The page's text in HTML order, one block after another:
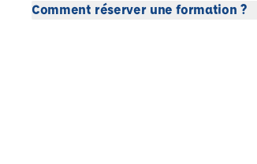
Comment réserver une formation ?